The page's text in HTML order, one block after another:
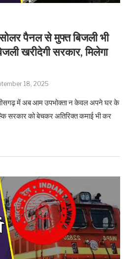
पैनल से मुफ्त बिजली भी
खरीदेगी सरकार, मिलेगा
18, 2025
में अब आम उपभोक्ता न केवल अपने घर के
सरकार को बेचकर अतिरिक्त कमाई भी कर